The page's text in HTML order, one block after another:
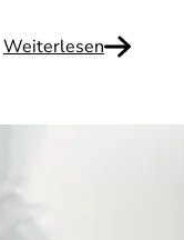
Weiterlesen